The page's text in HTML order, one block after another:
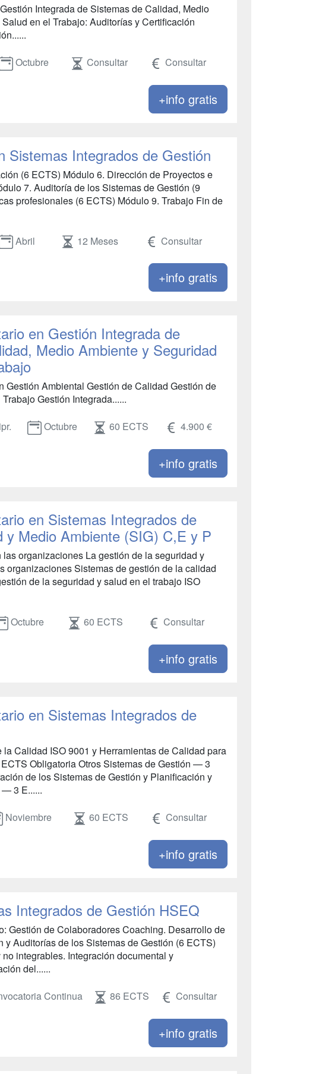
Integrada de Sistemas de Calidad, Medio
en el Trabajo: Auditorías y Certificación
Octubre Consultar Consultar
+info gratis
Sistemas Integrados de Gestión
(6 ECTS) Módulo 6. Dirección de Proyectos e
7. Auditoría de los Sistemas de Gestión (9
profesionales (6 ECTS) Módulo 9. Trabajo Fin de
Abril 12 Meses Consultar
+info gratis
en Gestión Integrada de
Medio Ambiente y Seguridad
Gestión Ambiental Gestión de Calidad Gestión de
Gestión Integrada......
Octubre 60 ECTS 4.900 €
+info gratis
en Sistemas Integrados de
y Medio Ambiente (SIG) C,E y P
organizaciones La gestión de la seguridad y
organizaciones Sistemas de gestión de la calidad
de la seguridad y salud en el trabajo ISO
Octubre 60 ECTS Consultar
+info gratis
en Sistemas Integrados de
la Calidad ISO 9001 y Herramientas de Calidad para
Obligatoria Otros Sistemas de Gestión — 3
de los Sistemas de Gestión y Planificación y
3 E......
Noviembre 60 ECTS Consultar
+info gratis
Integrados de Gestión HSEQ
Gestión de Colaboradores Coaching. Desarrollo de
y Auditorías de los Sistemas de Gestión (6 ECTS)
integrables. Integración documental y
del......
Continua 86 ECTS Consultar
+info gratis